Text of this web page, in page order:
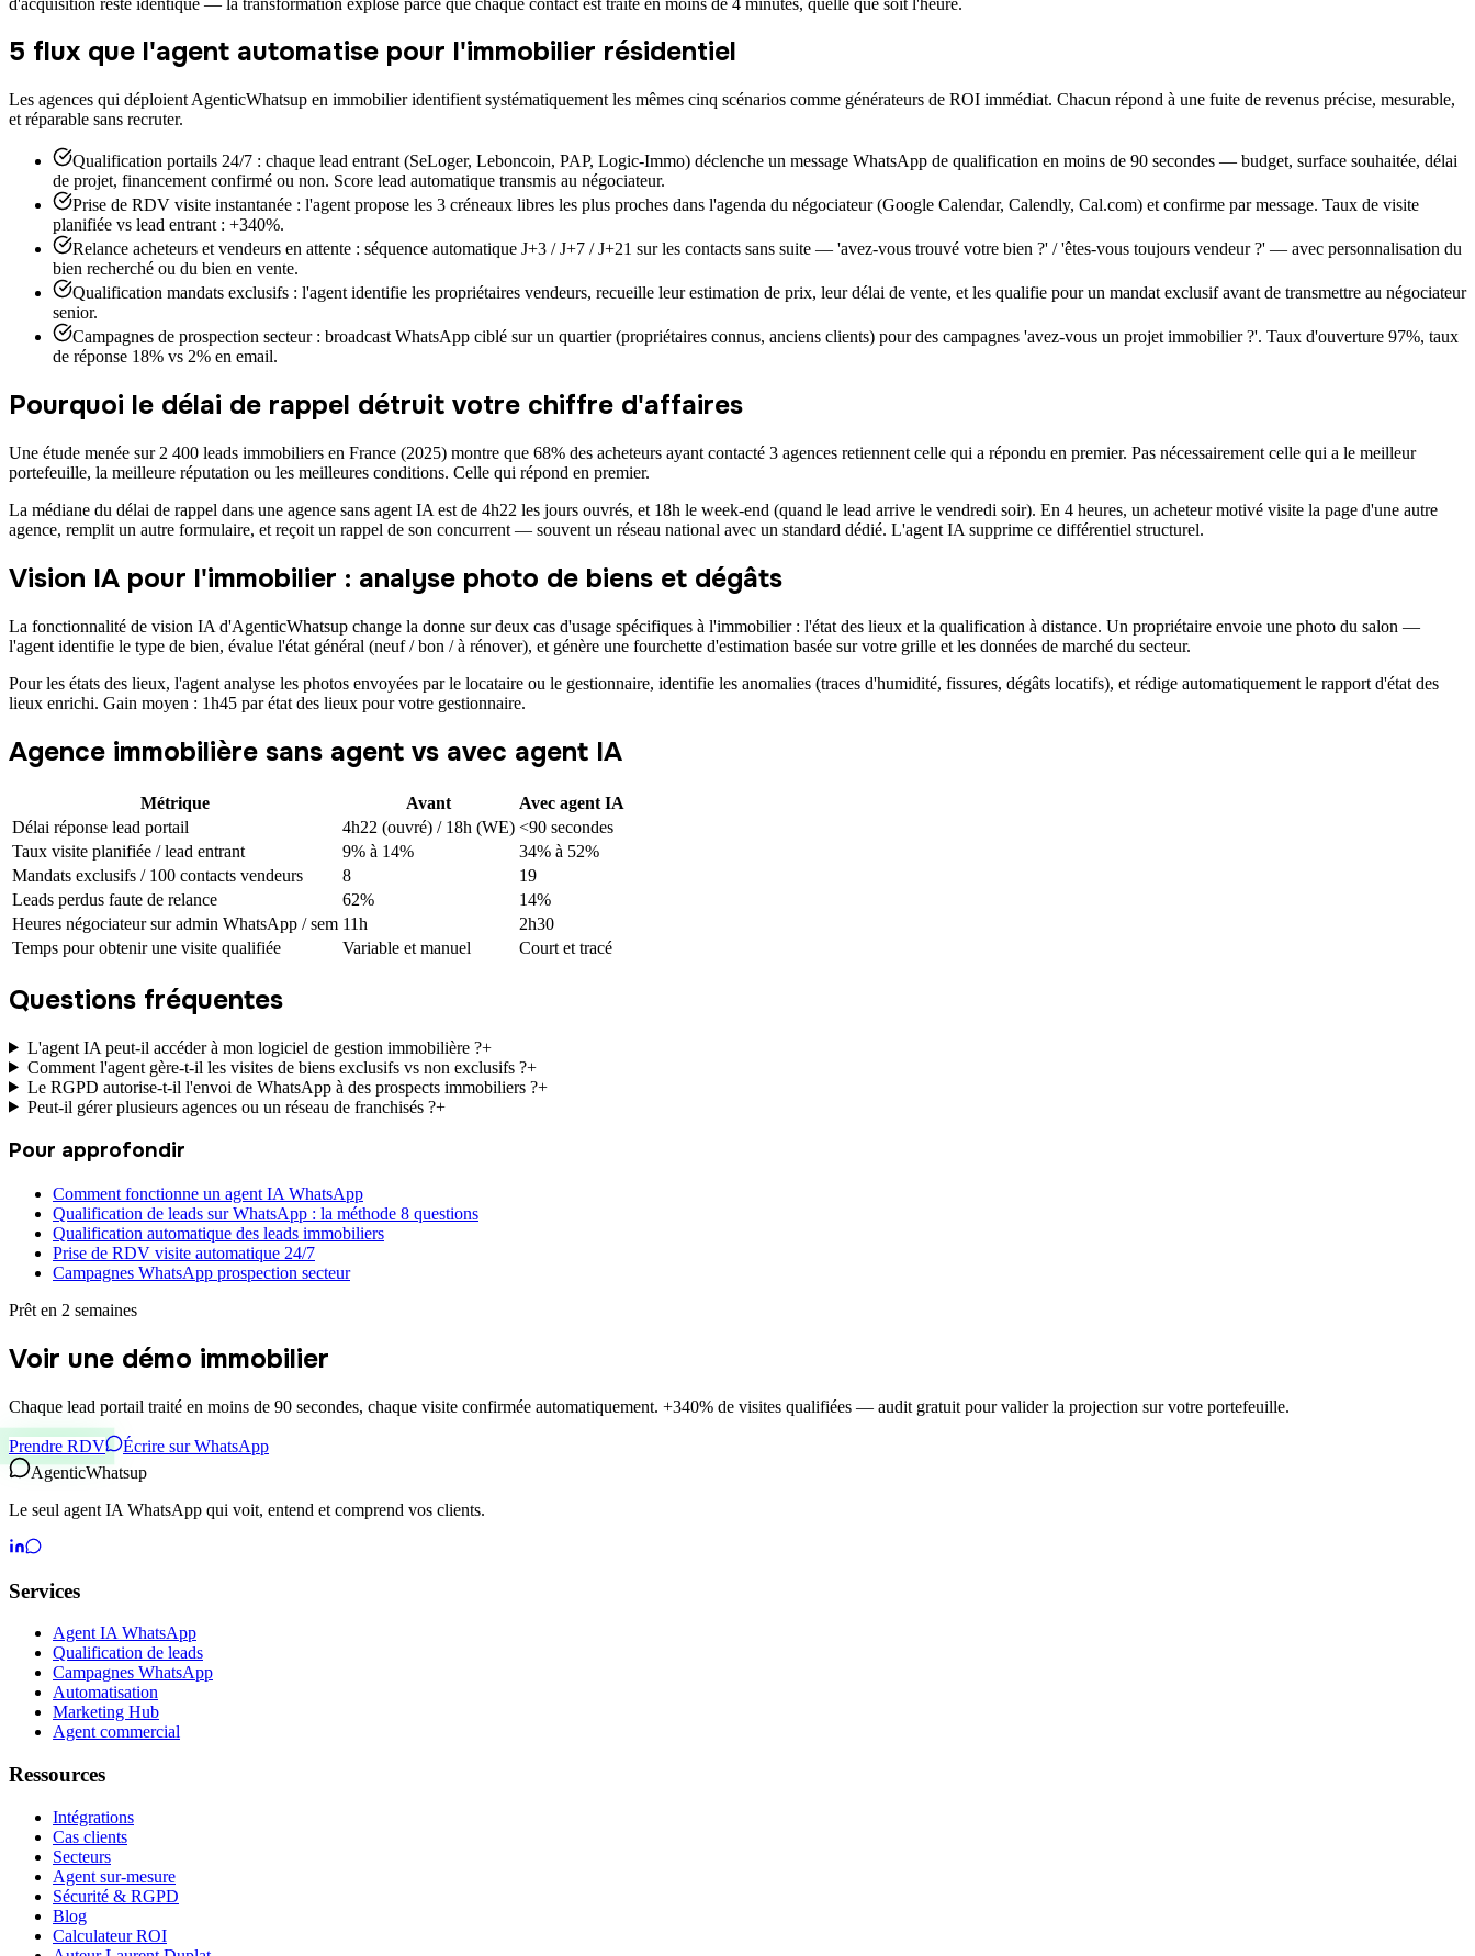
5 flux que l'agent automatise pour l'immobilier résidentiel
Les agences qui déploient AgenticWhatsup en immobilier identifient systématiquement les mêmes cinq scénarios comme générateurs de ROI immédiat. Chacun répond à une fuite de revenus précise, mesurable,
et réparable sans recruter.
Qualification portails 24/7 : chaque lead entrant (SeLoger, Leboncoin, PAP, Logic-Immo) déclenche un message WhatsApp de qualification en moins de 90 secondes — budget, surface souhaitée, délai
de projet, financement confirmé ou non. Score lead automatique transmis au négociateur.
Prise de RDV visite instantanée : l'agent propose les 3 créneaux libres les plus proches dans l'agenda du négociateur (Google Calendar, Calendly, Cal.com) et confirme par message. Taux de visite
planifiée vs lead entrant : +340%.
Relance acheteurs et vendeurs en attente : séquence automatique J+3 / J+7 / J+21 sur les contacts sans suite — 'avez-vous trouvé votre bien ?' / 'êtes-vous toujours vendeur ?' — avec personnalisation du
bien recherché ou du bien en vente.
Qualification mandats exclusifs : l'agent identifie les propriétaires vendeurs, recueille leur estimation de prix, leur délai de vente, et les qualifie pour un mandat exclusif avant de transmettre au négociateur
senior.
Campagnes de prospection secteur : broadcast WhatsApp ciblé sur un quartier (propriétaires connus, anciens clients) pour des campagnes 'avez-vous un projet immobilier ?'. Taux d'ouverture 97%, taux
de réponse 18% vs 2% en email.
Pourquoi le délai de rappel détruit votre chiffre d'affaires
Une étude menée sur 2 400 leads immobiliers en France (2025) montre que 68% des acheteurs ayant contacté 3 agences retiennent celle qui a répondu en premier. Pas nécessairement celle qui a le meilleur
portefeuille, la meilleure réputation ou les meilleures conditions. Celle qui répond en premier.
La médiane du délai de rappel dans une agence sans agent IA est de 4h22 les jours ouvrés, et 18h le week-end (quand le lead arrive le vendredi soir). En 4 heures, un acheteur motivé visite la page d'une autre
agence, remplit un autre formulaire, et reçoit un rappel de son concurrent — souvent un réseau national avec un standard dédié. L'agent IA supprime ce différentiel structurel.
Vision IA pour l'immobilier : analyse photo de biens et dégâts
La fonctionnalité de vision IA d'AgenticWhatsup change la donne sur deux cas d'usage spécifiques à l'immobilier : l'état des lieux et la qualification à distance. Un propriétaire envoie une photo du salon —
l'agent identifie le type de bien, évalue l'état général (neuf / bon / à rénover), et génère une fourchette d'estimation basée sur votre grille et les données de marché du secteur.
Pour les états des lieux, l'agent analyse les photos envoyées par le locataire ou le gestionnaire, identifie les anomalies (traces d'humidité, fissures, dégâts locatifs), et rédige automatiquement le rapport d'état des
lieux enrichi. Gain moyen : 1h45 par état des lieux pour votre gestionnaire.
Agence immobilière sans agent vs avec agent IA
Métrique Avant
Avec agent IA
Délai réponse lead portail
4h22 (ouvré) / 18h (WE) <90 secondes
Taux visite planifiée / lead entrant
9% à 14%
34% à 52%
Mandats exclusifs / 100 contacts vendeurs
8
19
Leads perdus faute de relance
62%
14%
Heures négociateur sur admin WhatsApp / sem 11h
2h30
Temps pour obtenir une visite qualifiée
Variable et manuel Court et tracé
Questions fréquentes
L'agent IA peut-il accéder à mon logiciel de gestion immobilière ?+
Comment l'agent gère-t-il les visites de biens exclusifs vs non exclusifs ?+
Le RGPD autorise-t-il l'envoi de WhatsApp à des prospects immobiliers ?+
Peut-il gérer plusieurs agences ou un réseau de franchisés ?+
Pour approfondir
Comment fonctionne un agent IA WhatsApp
Qualification de leads sur WhatsApp : la méthode 8 questions
Qualification automatique des leads immobiliers
Prise de RDV visite automatique 24/7
Campagnes WhatsApp prospection secteur
Prêt en 2 semaines
Voir une démo immobilier
Chaque lead portail traité en moins de 90 secondes, chaque visite confirmée automatiquement. +340% de visites qualifiées — audit gratuit pour valider la projection sur votre portefeuille.
Prendre RDV
Écrire sur WhatsApp
AgenticWhatsup
Le seul agent IA WhatsApp qui voit, entend et comprend vos clients.
Services
Agent IA WhatsApp
Qualification de leads
Campagnes WhatsApp
Automatisation
Marketing Hub
Agent commercial
Ressources
Intégrations
Cas clients
Secteurs
Agent sur-mesure
Sécurité & RGPD
Blog
Calculateur ROI